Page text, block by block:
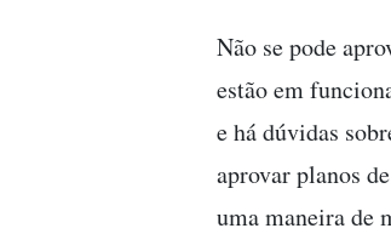
Não se pode
estão em
e há dúvidas
aprovar planos
uma maneira de